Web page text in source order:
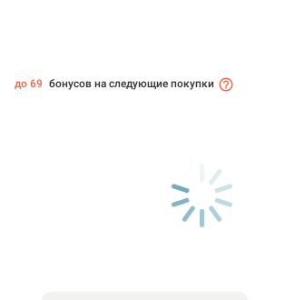
до 69 бонусов на следующие покупки